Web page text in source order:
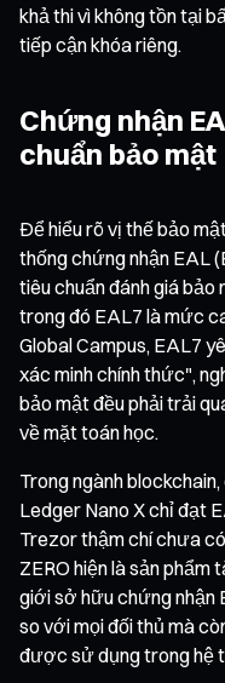
khả thi vì không tồn tại
tiếp cận khóa riêng.
Chứng nhận
chuẩn bảo mật
Để hiểu rõ vị thế bảo
thống chứng nhận EAL
tiêu chuẩn đánh giá
trong đó EAL7 là mức
Global Campus, EAL7
xác minh chính thức",
bảo mật đều phải trải
về mặt toán học.
Trong ngành
Ledger Nano X chỉ đạt
Trezor thậm chí chưa
ZERO hiện là sản phẩm
giới sở hữu chứng nhận
so với mọi đối thủ mà
được sử dụng trong hệ